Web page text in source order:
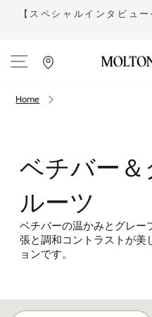
宮脇花綸さ
令和8年熊
Site navigation
Home
ベチバー＆
ルーツ
ベチバーの温かみとグレー
張と調和コントラストが美
ョンです。